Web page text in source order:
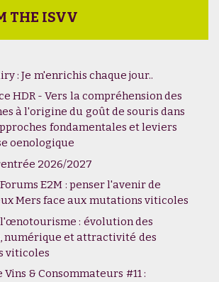
THE ISVV
: Je m'enrichis chaque jour..
HDR - Vers la compréhension des
à l'origine du goût de souris dans
fondamentales et leviers
oenologique
2026/2027
E2M : penser l'avenir de
Mers face aux mutations viticoles
: évolution des
numérique et attractivité des
viticoles
& Consommateurs #11 :